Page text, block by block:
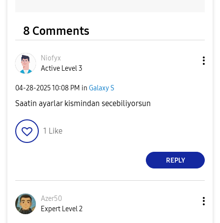
8 Comments
Niofyx
Active Level 3
‎04-28-202510:08 PM in Galaxy S
Saatin ayarlar kismindan secebiliyorsun
1 Like
REPLY
Azer50
Expert Level 2